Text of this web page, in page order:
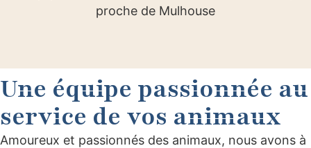
proche de Mulhouse
Une équipe passionnée au
service de vos animaux
Amoureux et passionnés des animaux, nous avons à